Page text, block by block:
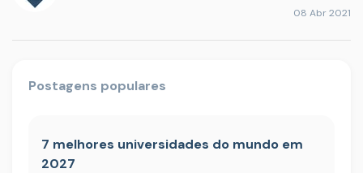
08 Abr 2021
Postagens populares
7 melhores universidades do mundo em
2027